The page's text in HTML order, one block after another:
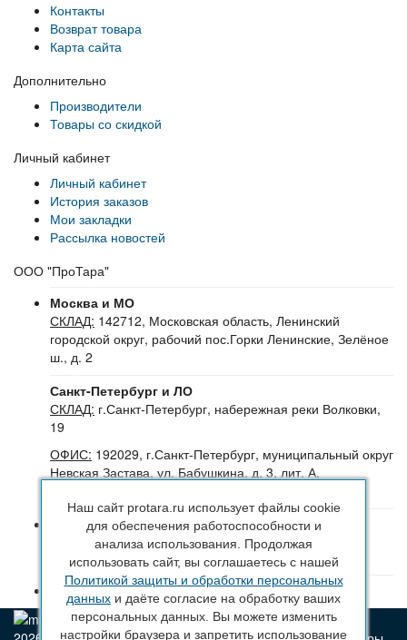
Контакты
Возврат товара
Карта сайта
Дополнительно
Производители
Товары со скидкой
Личный кабинет
Личный кабинет
История заказов
Мои закладки
Рассылка новостей
ООО "ПроТара"
Москва и МО
СКЛАД: 142712, Московская область, Ленинский
городской округ, рабочий пос.Горки Ленинские, Зелёное
ш., д. 2
Санкт-Петербург и ЛО
СКЛАД: г.Санкт-Петербург, набережная реки Волковки,
19
ОФИС: 192029, г.Санкт-Петербург, муниципальный округ
Невская Застава, ул. Бабушкина, д. 3, лит. А,
8 (800) 222 44 29(Бесплатный звонок по РФ)
+7 (963) 314 20 33(Санкт-Петербург и ЛО)
+7 (963) 314 20 33(Москва и МО)
sales@protara.ru
Наш сайт protara.ru использует файлы cookie
для обеспечения работоспособности и
анализа использования. Продолжая
использовать сайт, вы соглашаетесь с нашей
Политикой защиты и обработки персональных
данных и даёте согласие на обработку ваших
персональных данных. Вы можете изменить
настройки браузера и запретить использование